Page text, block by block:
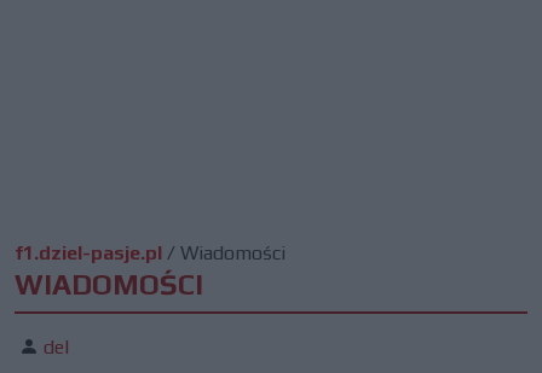
f1.dziel-pasje.pl / Wiadomości
WIADOMOŚCI
del